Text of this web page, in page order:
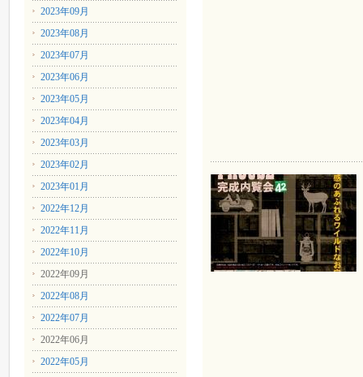
2023年09月
2023年08月
2023年07月
2023年06月
2023年05月
2023年04月
2023年03月
2023年02月
2023年01月
2022年12月
2022年11月
2022年10月
2022年09月
2022年08月
2022年07月
2022年06月
2022年05月